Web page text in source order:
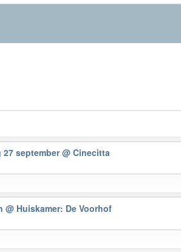
27 september@ Cinecitta
@ Huiskamer: De Voorhof